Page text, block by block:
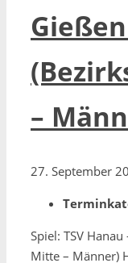
–
27. September
Spiel: TSV
Mitte – Männer)